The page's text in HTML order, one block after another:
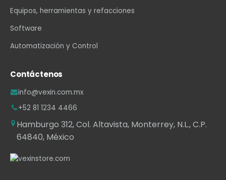
Equipos, herramientas y refacciones
Software
Automatización y Control
Contáctenos
info@vexin.com.mx
+52 81 1234 4466
Hamburgo 312, Col. Altavista, Monterrey, N.L., C.P.
64840, México